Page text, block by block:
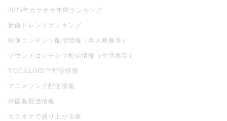
2025年カラオケ年間ランキング
新曲トレンドランキング
映像コンテンツ配信情報（本人映像等）
サウンドコンテンツ配信情報（生演奏等）
VOCALOID™配信情報
アニメソング配信情報
外国曲配信情報
カラオケで盛り上がる曲